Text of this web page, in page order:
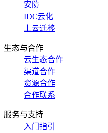
安防
IDC云化
上云迁移
生态与合作
云生态合作
渠道合作
资源合作
合作联系
服务与支持
入门指引